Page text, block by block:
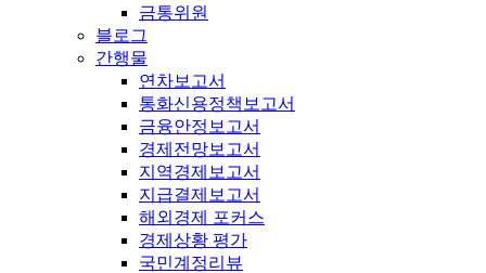
금통위원
블로그
간행물
연차보고서
통화신용정책보고서
금융안정보고서
경제전망보고서
지역경제보고서
지급결제보고서
해외경제 포커스
경제상황 평가
국민계정리뷰